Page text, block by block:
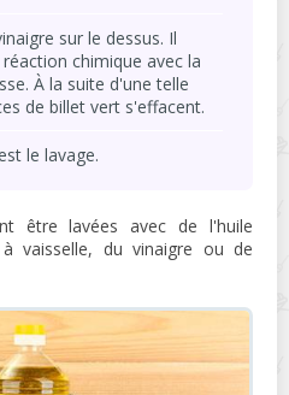
sur le dessus. Il
chimique avec la
À la suite d'une telle
de billet vert s'effacent.
le lavage.
être lavées avec de l'huile
vaisselle, du vinaigre ou de